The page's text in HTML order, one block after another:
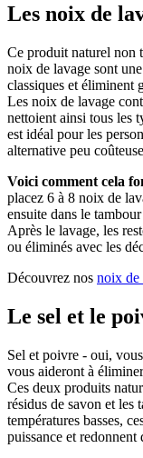
Les noix de
Ce produit naturel non
noix de lavage sont
classiques et éliminent
Les noix de lavage
nettoient ainsi tous les
est idéal pour les
alternative peu
Voici comment cela
placez 6 à 8 noix de
ensuite dans le
Après le lavage, les
ou éliminés avec les
Découvrez nos noix de
Le sel et le
Sel et poivre - oui,
vous aideront à
Ces deux produits
résidus de savon et les
températures basses,
puissance et